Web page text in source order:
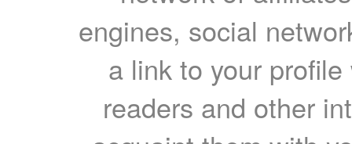
engines, social
a link to your
readers and other